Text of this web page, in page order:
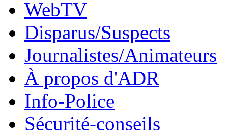
WebTV
Disparus/Suspects
Journalistes/Animateurs
À propos d'ADR
Info-Police
Sécurité-conseils